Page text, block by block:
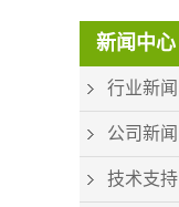
新闻中心
行业新闻
公司新闻
技术支持